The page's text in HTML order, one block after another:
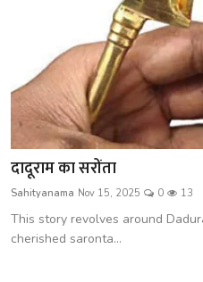
कहानी
कविता
आलेख
शख्सियत
धरोहर
दादूराम का सरोंता
Sahityanama Nov 15, 2025 0 13
This story revolves around
cherished saronta...